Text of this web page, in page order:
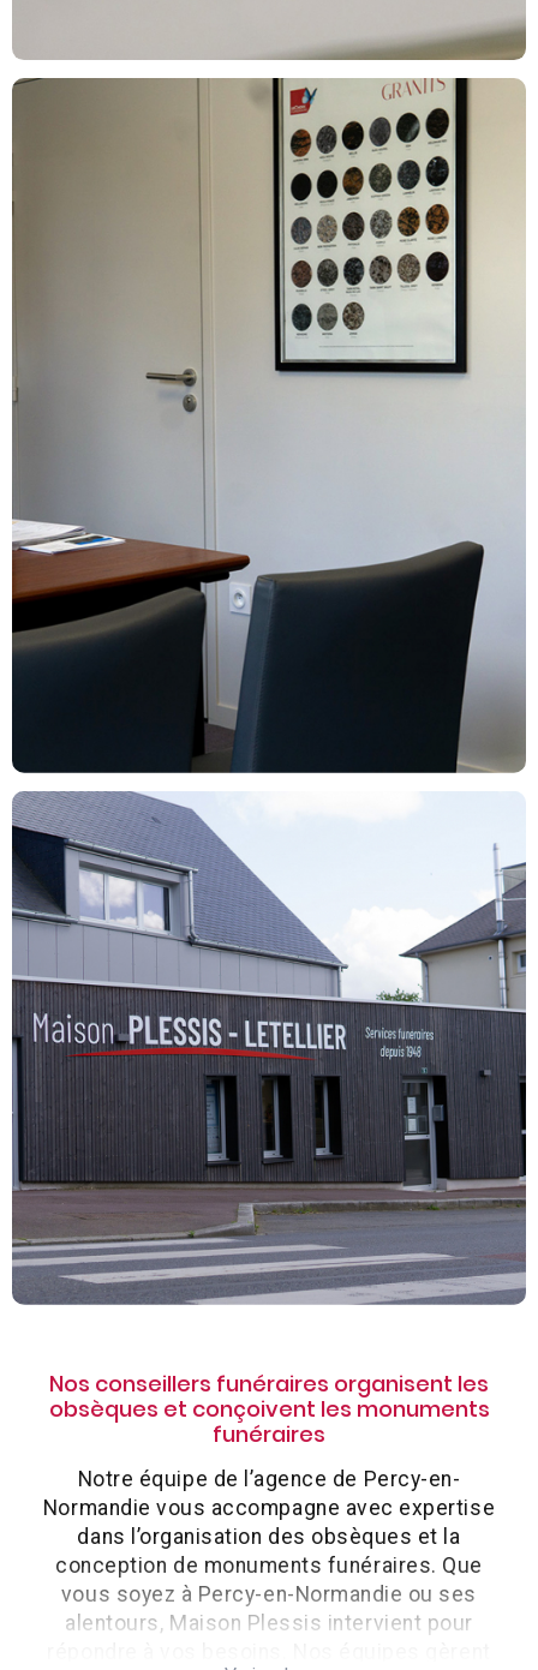
Nos conseillers funéraires organisent les
obsèques et conçoivent les monuments
funéraires
Notre équipe de l’agence de Percy-en-
Normandie vous accompagne avec expertise
dans l’organisation des obsèques et la
conception de monuments funéraires. Que
vous soyez à Percy-en-Normandie ou ses
alentours, Maison Plessis intervient pour